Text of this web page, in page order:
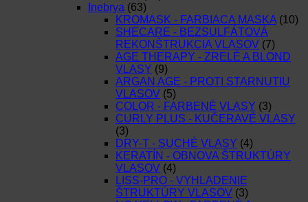
Inebrya (63)
KROMASK - FARBIACA MASKA (10)
SHECARE - BEZSULFÁTOVÁ
REKONŠTRUKCIA VLASOV (7)
AGE THERAPY - ZRELÉ A BLOND
VLASY (9)
ARGAN AGE - PROTI STARNUTIU
VLASOV (5)
COLOR - FARBENÉ VLASY (3)
CURLY PLUS - KUČERAVÉ VLASY
(3)
DRY-T - SUCHÉ VLASY (4)
KERATÍN - OBNOVA ŠTRUKTÚRY
VLASOV (4)
LISS-PRO - VYHLADENIE
ŠTRUKTÚRY VLASOV (3)